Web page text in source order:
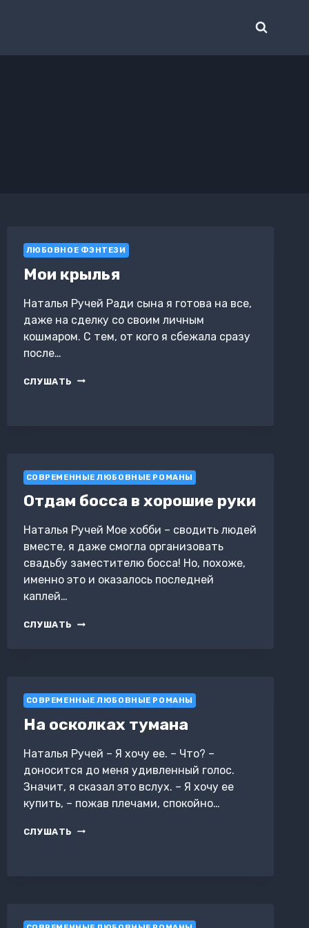
ЛЮБОВНОЕ ФЭНТЕЗИ
Мои крылья
Наталья Ручей Ради сына я готова на все,
даже на сделку со своим личным
кошмаром. С тем, от кого я сбежала сразу
после…
СЛУШАТЬ МОИ
СОВРЕМЕННЫЕ ЛЮБОВНЫЕ РОМАНЫ
Отдам босса в хорошие руки
Наталья Ручей Мое хобби – сводить людей
вместе, я даже смогла организовать
свадьбу заместителю босса! Но, похоже,
именно это и оказалось последней
каплей…
СЛУШАТЬ ОТДАМ
СОВРЕМЕННЫЕ ЛЮБОВНЫЕ РОМАНЫ
На осколках тумана
Наталья Ручей – Я хочу ее. – Что? –
доносится до меня удивленный голос.
Значит, я сказал это вслух. – Я хочу ее
купить, – пожав плечами, спокойно…
СЛУШАТЬ НА